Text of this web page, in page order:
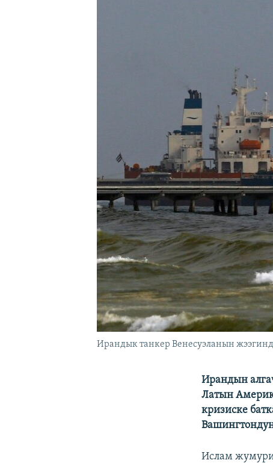
Ирандык танкер Венесуэланын
Ирандын
Латын
кризиске
Ислам